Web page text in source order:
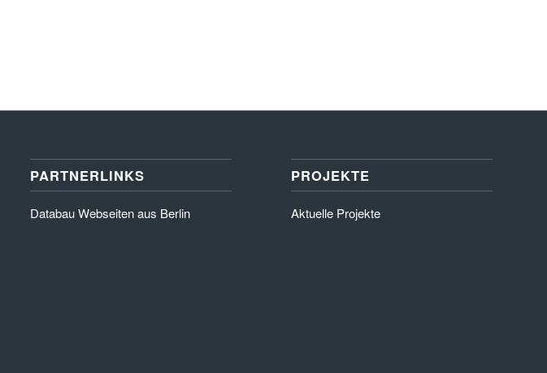
PARTNERLINKS
Databau Webseiten aus Berlin
PROJEKTE
Aktuelle Projekte